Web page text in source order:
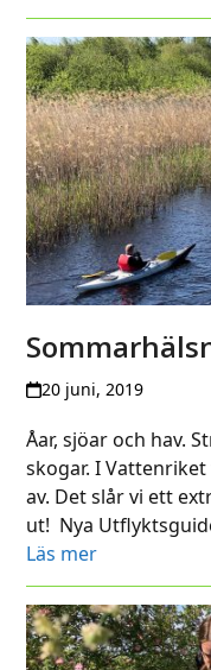
20 juni, 2019
Åar, sjöar och hav.
skogar. I
av. Det slår vi ett
ut! Nya
Läs mer